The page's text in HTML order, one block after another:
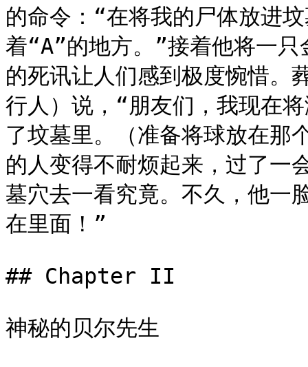
的命令：“在将我的尸体放进
着“A”的地方。”接着他将一
的死讯让人们感到极度惋惜。
行人）说，“朋友们，我现在
了坟墓里。（准备将球放在那
的人变得不耐烦起来，过了一
墓穴去一看究竟。不久，他一
在里面！”
## Chapter II
神秘的贝尔先生